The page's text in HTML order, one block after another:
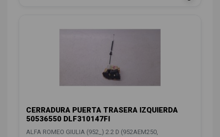
CERRADURA PUERTA TRASERA IZQUIERDA
50536550 DLF310147FI
ALFA ROMEO GIULIA (952_) 2.2 D (952AEM250,